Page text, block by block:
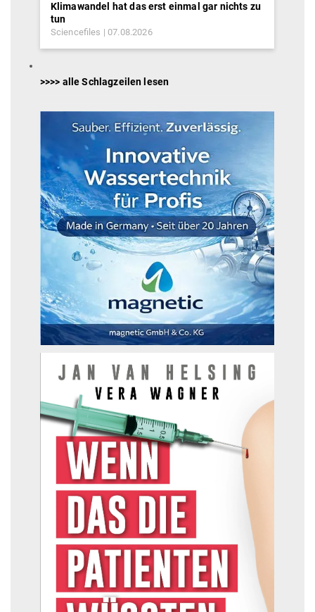
Klimawandel hat das erst einmal gar nichts zu
tun
Sciencefiles 07.08.2026
>>>> alle Schlagzeilen lesen